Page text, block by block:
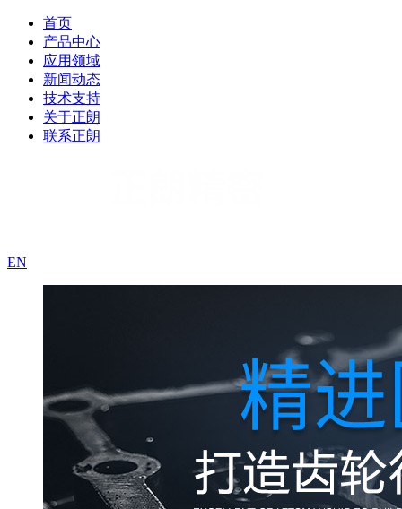
首页
产品中心
应用领域
新闻动态
技术支持
关于正朗
联系正朗
EN